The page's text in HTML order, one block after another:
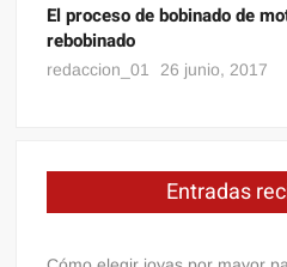
El proceso de bobinado de
rebobinado
redaccion_01 26 junio, 2017
Entradas